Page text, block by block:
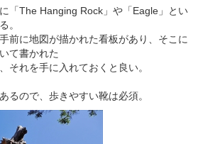
「The Hanging Rock」や「Eagle」とい
。
前に地図が描かれた看板があり、そこに
て書かれた
それを手に入れておくと良い。
るので、歩きやすい靴は必須。